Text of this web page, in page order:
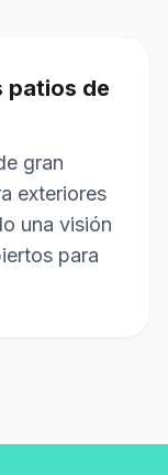
patios de
gran
exteriores
una visión
para